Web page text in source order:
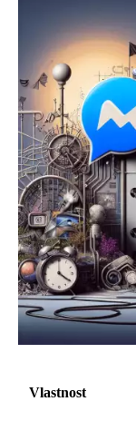
Vlastnost